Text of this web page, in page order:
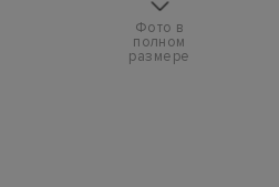
Фото в
полном
размере